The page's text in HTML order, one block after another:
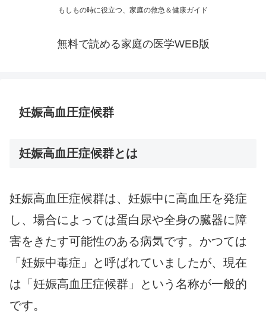
もしもの時に役立つ、家庭の救急＆健康ガイド
無料で読める家庭の医学WEB版
妊娠高血圧症候群
妊娠高血圧症候群とは
妊娠高血圧症候群は、妊娠中に高血圧を発症
し、場合によっては蛋白尿や全身の臓器に障
害をきたす可能性のある病気です。かつては
「妊娠中毒症」と呼ばれていましたが、現在
は「妊娠高血圧症候群」という名称が一般的
です。